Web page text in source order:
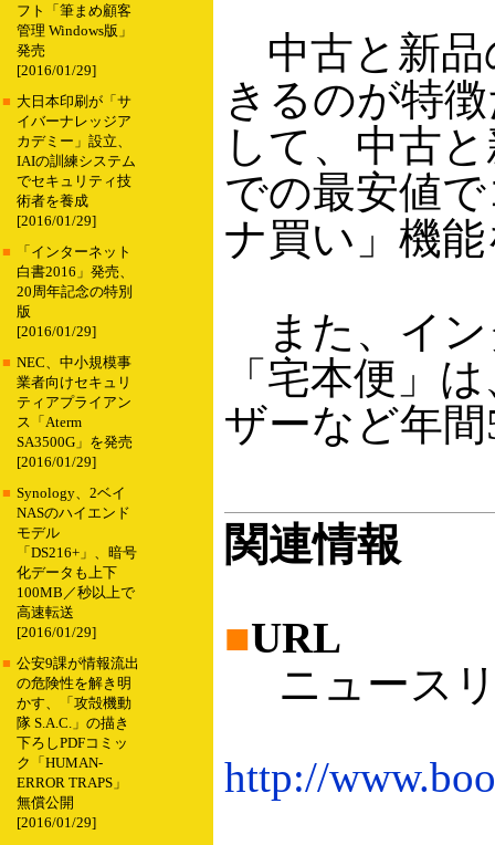
フト「筆まめ顧客
管理 Windows版」
発売
[2016/01/29]
■ 大日本印刷が「サ
イバーナレッジア
カデミー」設立、
IAIの訓練システム
でセキュリティ技
術者を養成
[2016/01/29]
■
「インターネット
白書2016」発売、
20周年記念の特別
版
[2016/01/29]
■ NEC、中小規模事
業者向けセキュリ
ティアプライアン
ス「Aterm
SA3500G」を発売
[2016/01/29]
■ Synology、2ベイ
NASのハイエンド
モデル
「DS216+」、暗号
化データも上下
100MB／秒以上で
高速転送
[2016/01/29]
■ 公安9課が情報流出
の危険性を解き明
かす、「攻殻機動
隊 S.A.C.」の描き
下ろしPDFコミッ
ク「HUMAN-
ERROR TRAPS」
無償公開
[2016/01/29]
中古と新品
きるのが特
して、中古
での最安値
ナ買い」機
また、イン
「宅本便」
ザーなど年
関連情報
■URL
ニュースリ
http://